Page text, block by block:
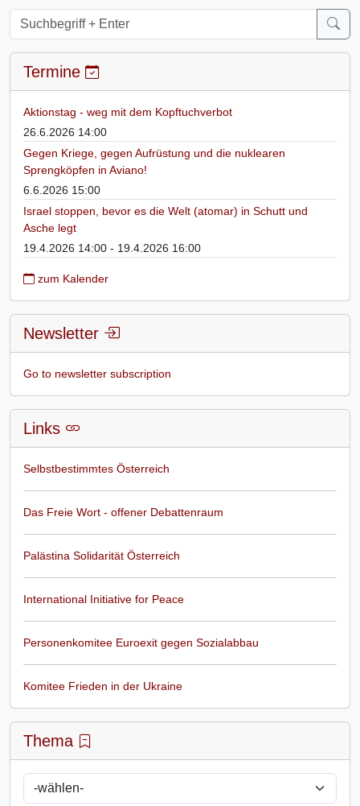
Termine
Aktionstag - weg mit dem Kopftuchverbot
26.6.2026 14:00
Gegen Kriege, gegen Aufrüstung und die nuklearen
Sprengköpfen in Aviano!
6.6.2026 15:00
Israel stoppen, bevor es die Welt (atomar) in Schutt und
Asche legt
19.4.2026 14:00 - 19.4.2026 16:00
zum Kalender
Newsletter
Go to newsletter subscription
Links
Selbstbestimmtes Österreich
Das Freie Wort - offener Debattenraum
Palästina Solidarität Österreich
International Initiative for Peace
Personenkomitee Euroexit gegen Sozialabbau
Komitee Frieden in der Ukraine
Thema